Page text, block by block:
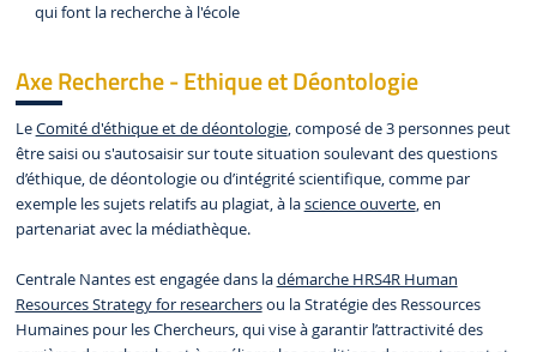
qui font la recherche à l'école
Axe Recherche - Ethique et Déontologie
LeComité d'éthique et de déontologie, composé de 3 personnes peut
être saisi ou s'autosaisir sur toute situation soulevant des questions
d’éthique, de déontologie ou d’intégrité scientifique, comme par
exemple les sujets relatifs au plagiat, à lascience ouverte, en
partenariat avec la médiathèque.
Centrale Nantes est engagée dans ladémarche HRS4R Human
Resources Strategy for researchersou la Stratégie des Ressources
Humaines pour les Chercheurs, qui vise à garantir l’attractivité des